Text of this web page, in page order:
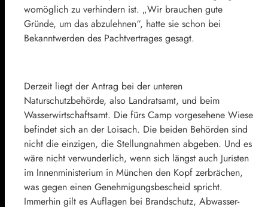
womöglich zu verhindern ist. „Wir brauchen gute
Gründe, um das abzulehnen“, hatte sie schon bei
Bekanntwerden des Pachtvertrages gesagt.
Derzeit liegt der Antrag bei der unteren
Naturschutzbehörde, also Landratsamt, und beim
Wasserwirtschaftsamt. Die fürs Camp vorgesehene Wiese
befindet sich an der Loisach. Die beiden Behörden sind
nicht die einzigen, die Stellungnahmen abgeben. Und es
wäre nicht verwunderlich, wenn sich längst auch Juristen
im Innenministerium in München den Kopf zerbrächen,
was gegen einen Genehmigungsbescheid spricht.
Immerhin gilt es Auflagen bei Brandschutz, Abwasser-